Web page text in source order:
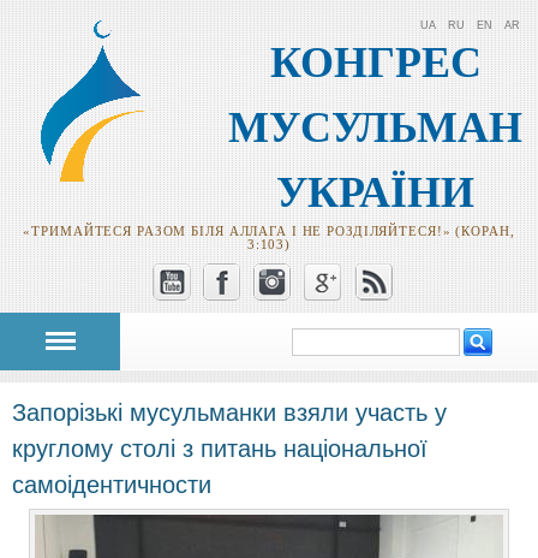
КОНГРЕС
МУСУЛЬМАН
УКРАЇНИ
«ТРИМАЙТЕСЯ РАЗОМ БІЛЯ АЛЛАГА І НЕ РОЗДІЛЯЙТЕСЯ!» (КОРАН,
3:103)
UA RU EN AR
Пошукова
форма
Запорізькі мусульманки взяли участь у
круглому столі з питань національної
самоідентичности